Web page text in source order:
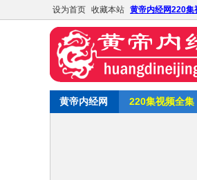
设为首页 收藏本站 黄帝内经网220集
黄帝内经网 220集视频全集